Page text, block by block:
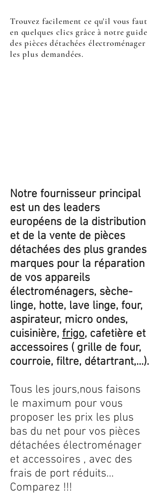
Trouvez facilement ce qu'il vous faut
en quelques clics grâce à notre guide
des pièces détachées électroménager
les plus demandées.
Notre fournisseur principal
est un des leaders
européens de la distribution
et de la vente de pièces
détachées des plus grandes
marques pour la réparation
de vos appareils
électroménagers, sèche-
linge, hotte, lave linge, four,
aspirateur, micro ondes,
cuisinière, frigo, cafetière et
accessoires ( grille de four,
courroie, filtre, détartrant,...).
Tous les jours,nous faisons
le maximum pour vous
proposer les prix les plus
bas du net pour vos pièces
détachées électroménager
et accessoires , avec des
frais de port réduits...
Comparez !!!